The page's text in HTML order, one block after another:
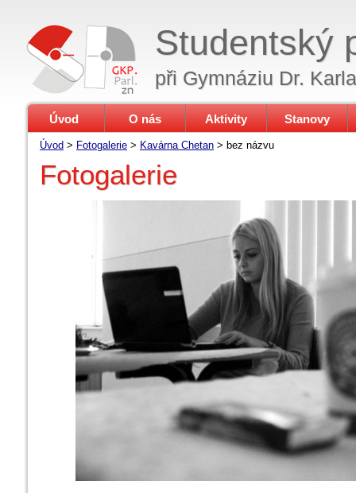
Studentský
při Gymnáziu Dr.
Úvod O nás Aktivity Stanovy
Úvod > Fotogalerie > Kavárna Chetan > bez názvu
Fotogalerie